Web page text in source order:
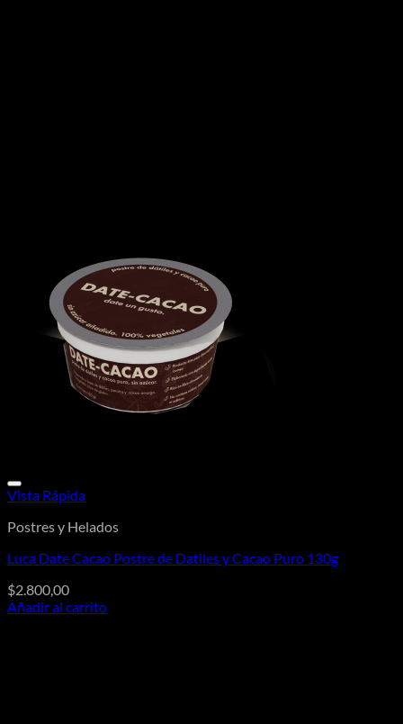
Vista Rápida
Postres y Helados
Luca Date Cacao Postre de Datiles y Cacao Puro 130g
$2.800,00
Añadir al carrito